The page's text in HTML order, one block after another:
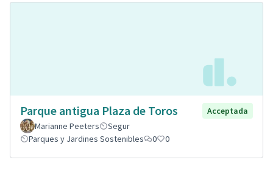
Parque antigua Plaza de Toros
Acceptada
Marianne Peeters
Segur
Parques y Jardines Sostenibles
0 0